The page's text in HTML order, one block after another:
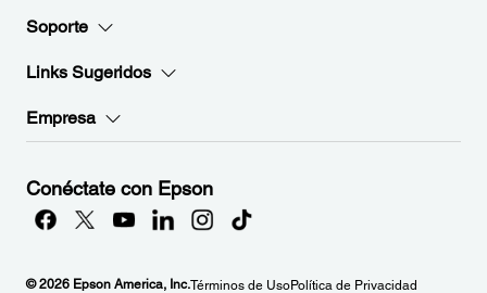
Soporte
Links Sugeridos
Empresa
Conéctate con Epson
© 2026 Epson America, Inc.Términos de UsoPolítica de Privacidad